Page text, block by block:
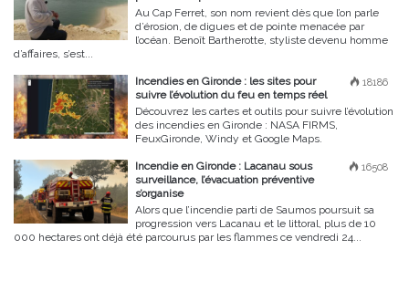
Au Cap Ferret, son nom revient dès que l’on parle
d’érosion, de digues et de pointe menacée par
l’océan. Benoît Bartherotte, styliste devenu homme
d’affaires, s’est...
18186
Incendies en Gironde : les sites pour
suivre l’évolution du feu en temps réel
Découvrez les cartes et outils pour suivre l’évolution
des incendies en Gironde : NASA FIRMS,
FeuxGironde, Windy et Google Maps.
16508
Incendie en Gironde : Lacanau sous
surveillance, l’évacuation préventive
s’organise
Alors que l’incendie parti de Saumos poursuit sa
progression vers Lacanau et le littoral, plus de 10
000 hectares ont déjà été parcourus par les flammes ce vendredi 24...